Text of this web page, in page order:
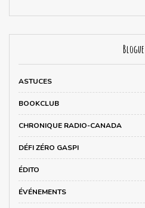
Blogue
ASTUCES
BOOKCLUB
CHRONIQUE RADIO-CANADA
DÉFI ZÉRO GASPI
ÉDITO
ÉVÉNEMENTS